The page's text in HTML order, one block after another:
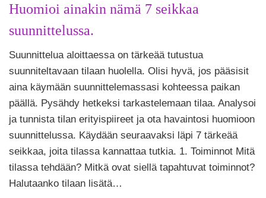
Huomioi ainakin nämä 7 seikkaa
suunnittelussa.
TekijäPuoliksi
Tehty
Suunnittelua aloittaessa on tärkeää tutustua
suunniteltavaan tilaan huolella. Olisi hyvä, jos pääsisit
aina käymään suunnittelemassasi kohteessa paikan
päällä. Pysähdy hetkeksi tarkastelemaan tilaa. Analysoi
ja tunnista tilan erityispiireet ja ota havaintosi huomioon
suunnittelussa. Käydään seuraavaksi läpi 7 tärkeää
seikkaa, joita tilassa kannattaa tutkia. 1. Toiminnot Mitä
tilassa tehdään? Mitkä ovat siellä tapahtuvat toiminnot?
Halutaanko tilaan lisätä…